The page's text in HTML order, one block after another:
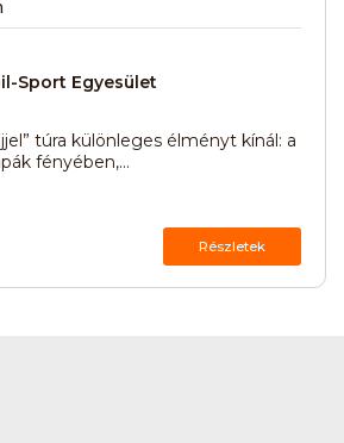
Sport Egyesület
túra különleges élményt kínál: a
fényében,...
Részletek